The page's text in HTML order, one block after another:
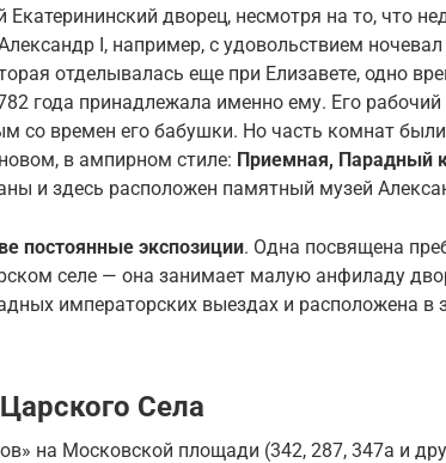
дворец, несмотря на то, что
I, например, с удовольствием ночевал
отделывалась еще при Елизавете, одно
года принадлежала именно ему. Его рабочий
со времен его бабушки. Но часть комнат были
в ампирном стиле: Приемная, Парадный
и здесь расположен памятный музей
постоянные экспозиции. Одна посвящена
селе — она занимает малую анфиладу
императорских выездах и расположена в
Села
на Московской площади (342, 287, 347а и